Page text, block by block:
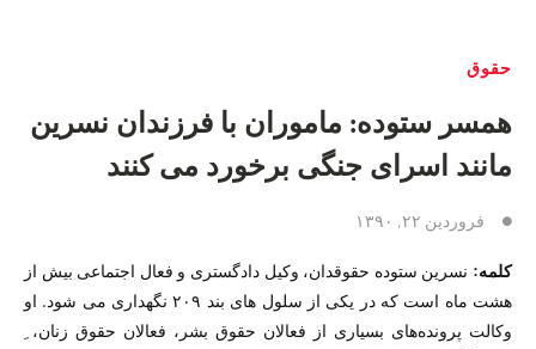
حقوق
همسر ستوده: ماموران با فرزندان نسرین
مانند اسرای جنگی برخورد می کنند
فروردین ۲۲, ۱۳۹۰
کلمه: نسرین ستوده حقوقدان، وکیل دادگستری و فعال اجتماعی بیش از
هشت ماه است که در یکی از سلول های بند ۲۰۹ نگهداری می شود. او
وکالت پرونده‌های بسیاری از فعالان حقوق بشر، فعالان حقوق زنان، ِ